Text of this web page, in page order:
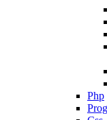
Php